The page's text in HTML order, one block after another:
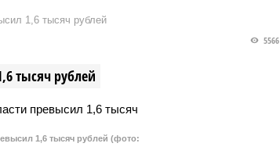
почти 11 млн рублей за
данному факту полицейские
1,6 тысяч рублей
тысяч рублей
5566
1,6 тысяч рублей (фото: